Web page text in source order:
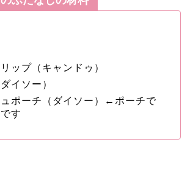
ップ（キャンドゥ）
イソー）
ポーチ（ダイソー）←ポーチで
す